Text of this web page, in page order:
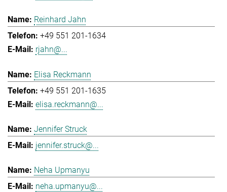
Reinhard Jahn
+49 551 201-1634
rjahn@...
Elisa Reckmann
+49 551 201-1635
elisa.reckmann@...
Jennifer Struck
jennifer.struck@...
Neha Upmanyu
neha.upmanyu@...